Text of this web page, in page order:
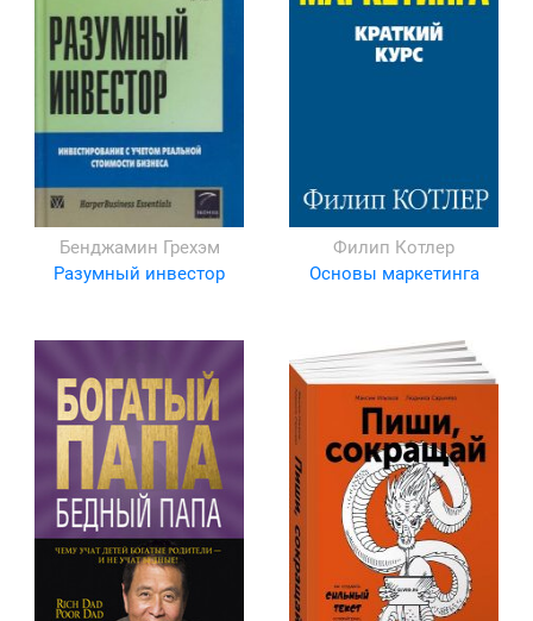
Бенджамин Грехэм
Разумный инвестор
Филип Котлер
Основы маркетинга